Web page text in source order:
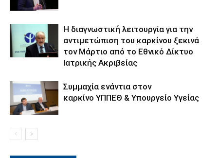
Η διαγνωστική λειτουργία για την
αντιμετώπιση του καρκίνου ξεκινά
τον Μάρτιο από το Εθνικό Δίκτυο
Ιατρικής Ακριβείας
Συμμαχία ενάντια στον
καρκίνο ΥΠΠΕΘ & Υπουργείο Υγείας